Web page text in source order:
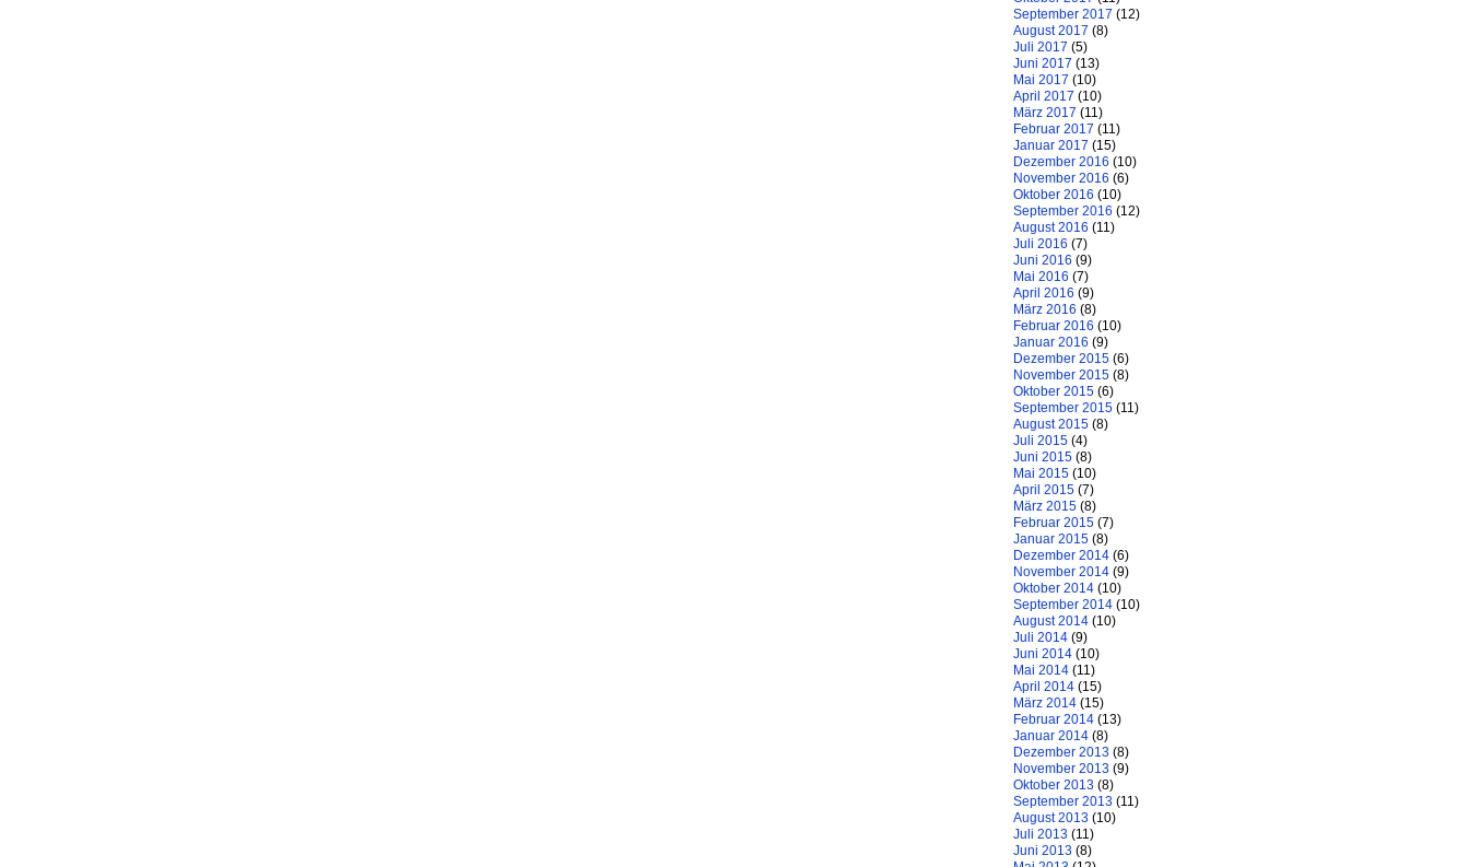
September 2017 (12)
August 2017 (8)
Juli 2017 (5)
Juni 2017 (13)
Mai 2017 (10)
April 2017 (10)
März 2017 (11)
Februar 2017 (11)
Januar 2017 (15)
Dezember 2016 (10)
November 2016 (6)
Oktober 2016 (10)
September 2016 (12)
August 2016 (11)
Juli 2016 (7)
Juni 2016 (9)
Mai 2016 (7)
April 2016 (9)
März 2016 (8)
Februar 2016 (10)
Januar 2016 (9)
Dezember 2015 (6)
November 2015 (8)
Oktober 2015 (6)
September 2015 (11)
August 2015 (8)
Juli 2015 (4)
Juni 2015 (8)
Mai 2015 (10)
April 2015 (7)
März 2015 (8)
Februar 2015 (7)
Januar 2015 (8)
Dezember 2014 (6)
November 2014 (9)
Oktober 2014 (10)
September 2014 (10)
August 2014 (10)
Juli 2014 (9)
Juni 2014 (10)
Mai 2014 (11)
April 2014 (15)
März 2014 (15)
Februar 2014 (13)
Januar 2014 (8)
Dezember 2013 (8)
November 2013 (9)
Oktober 2013 (8)
September 2013 (11)
August 2013 (10)
Juli 2013 (11)
Juni 2013 (8)